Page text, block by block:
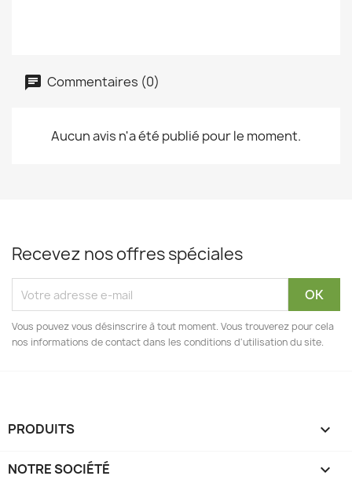
Commentaires (0)
Aucun avis n'a été publié pour le moment.
Recevez nos offres spéciales
Vous pouvez vous désinscrire à tout moment. Vous trouverez pour cela
nos informations de contact dans les conditions d'utilisation du site.
PRODUITS 
NOTRE SOCIÉTÉ 